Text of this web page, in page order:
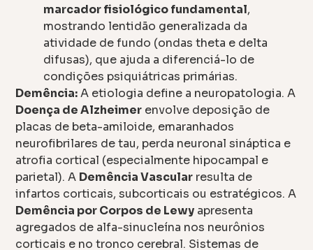
marcador fisiológico fundamental,
mostrando lentidão generalizada da
atividade de fundo (ondas theta e delta
difusas), que ajuda a diferenciá-lo de
condições psiquiátricas primárias.
Demência:A etiologia define a neuropatologia. A
Doença de Alzheimer envolve deposição de
placas de beta-amiloide, emaranhados
neurofibrilares de tau, perda neuronal sináptica e
atrofia cortical (especialmente hipocampal e
parietal). A Demência Vascular resulta de
infartos corticais, subcorticais ou estratégicos. A
Demência por Corpos de Lewy apresenta
agregados de alfa-sinucleína nos neurônios
corticais e no tronco cerebral. Sistemas de